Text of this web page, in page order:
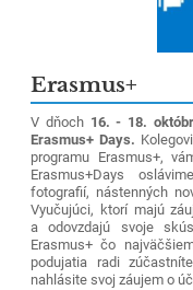
Erasmus+
V dňoch 16. - 18.
Erasmus+ Days.
programu Erasmus+,
Erasmus+Days
fotografií, nástenných
Vyučujúci, ktorí majú
a odovzdajú svoje
Erasmus+ čo
podujatia radi
nahlásite svoj záujem o